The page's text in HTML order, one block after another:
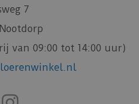
7
Nootdorp
van 09:00 tot 14:00 uur)